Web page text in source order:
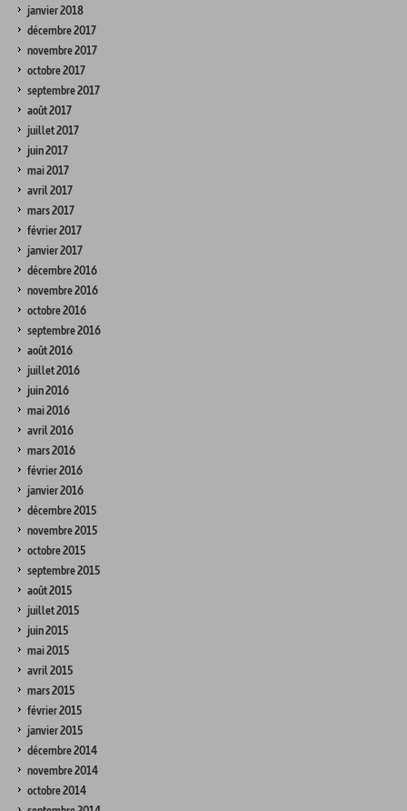
janvier 2018
décembre 2017
novembre 2017
octobre 2017
septembre 2017
août 2017
juillet 2017
juin 2017
mai 2017
avril 2017
mars 2017
février 2017
janvier 2017
décembre 2016
novembre 2016
octobre 2016
septembre 2016
août 2016
juillet 2016
juin 2016
mai 2016
avril 2016
mars 2016
février 2016
janvier 2016
décembre 2015
novembre 2015
octobre 2015
septembre 2015
août 2015
juillet 2015
juin 2015
mai 2015
avril 2015
mars 2015
février 2015
janvier 2015
décembre 2014
novembre 2014
octobre 2014